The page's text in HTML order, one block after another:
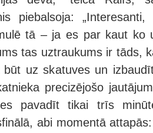
piebalsoja:
tā – ja es par kaut ko
tas uztraukums ir tāds,
būt uz skatuves un
precizējošo
pavadīt tikai trīs
abi momentā